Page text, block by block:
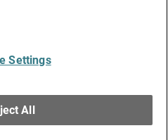
Technologies, Inc. All
Reserved.
Settings
All